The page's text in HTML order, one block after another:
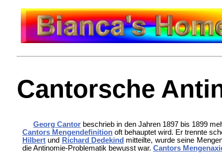
Cantorsche
Georg Cantor beschrieb in den Jahren 1897 bis 1899
Cantors Mengendefinition oft behauptet wird. Er trennte
Hilbertund Richard Dedekind mitteilte, wurde seine
die Antinomie-Problematik bewusst war. Cantors